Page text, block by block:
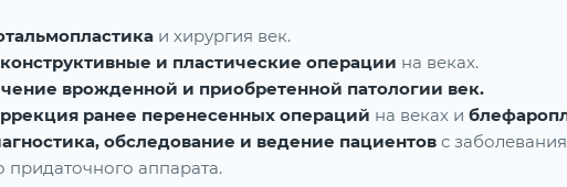
и хирургия век.
и пластические операции на веках.
врожденной и приобретенной патологии век.
ранее перенесенных операций на веках и
обследование и ведение пациентов с
придаточного аппарата.